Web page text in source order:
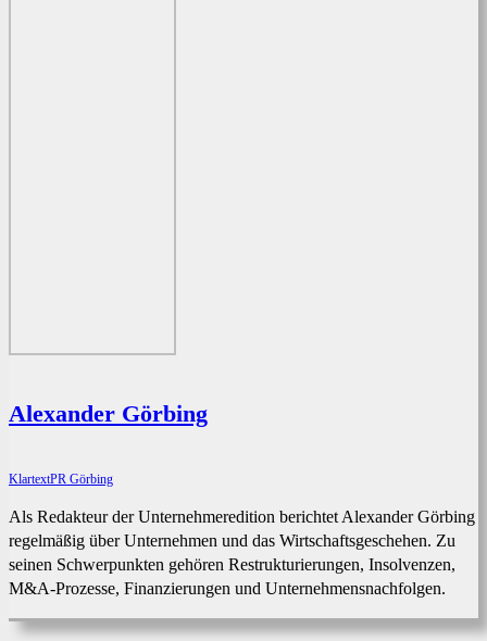
Alexander Görbing
KlartextPR Görbing
Als Redakteur der Unternehmeredition berichtet Alexander Görbing
regelmäßig über Unternehmen und das Wirtschaftsgeschehen. Zu
seinen Schwerpunkten gehören Restrukturierungen, Insolvenzen,
M&A-Prozesse, Finanzierungen und Unternehmensnachfolgen.